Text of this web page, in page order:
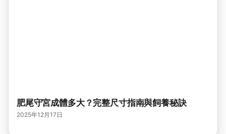
肥尾守宮成體多大？完整尺寸指南與飼養秘訣
2025年12月17日